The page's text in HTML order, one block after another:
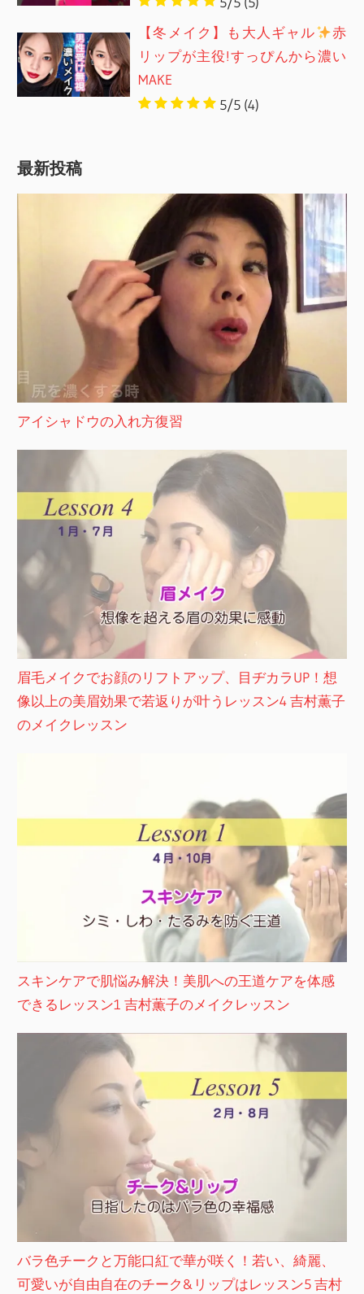
【冬メイク】も大人ギャル
赤
リップが主役!すっぴんから濃い
MAKE
5/5 (4)
最新投稿
アイシャドウの入れ方復習
眉毛メイクでお顔のリフトアップ、目ヂカラUP！想
像以上の美眉効果で若返りが叶うレッスン4 吉村薫子
のメイクレッスン
スキンケアで肌悩み解決！美肌への王道ケアを体感
できるレッスン1 吉村薫子のメイクレッスン
バラ色チークと万能口紅で華が咲く！若い、綺麗、
可愛いが自由自在のチーク&リップはレッスン5 吉村